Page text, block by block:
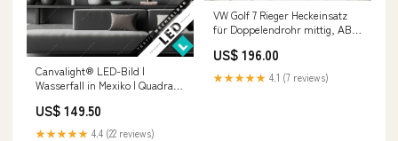
Canvalight® LED-Bild |
Wasserfall in Mexiko | Quadrat
US$ 149.50
★★★★★ 4.4 (22 reviews)
VW Golf 7 Rieger Heckeinsatz
für Doppelendrohr mittig, ABS,
Montagezubehör, Gutachten
Audi A4 (8E) Typ B7
US$ 196.00
★★★★★ 4.1 (7 reviews)